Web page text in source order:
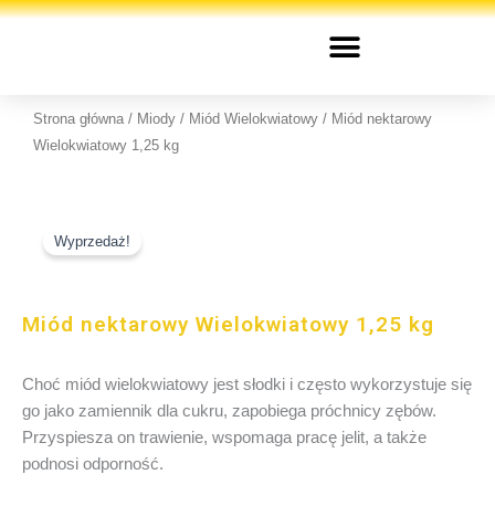
Przejdź
Strona główna / Miody / Miód Wielokwiatowy / Miód nektarowy
Wielokwiatowy 1,25 kg
Wyprzedaż!
Miód nektarowy Wielokwiatowy 1,25 kg
Choć miód wielokwiatowy jest słodki i często wykorzystuje się
go jako zamiennik dla cukru, zapobiega próchnicy zębów.
Przyspiesza on trawienie, wspomaga pracę jelit, a także
podnosi odporność.